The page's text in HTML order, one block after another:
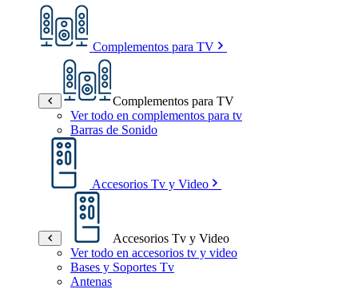
Complementos para TV
Complementos para TV
Ver todo en complementos para tv
Barras de Sonido
Accesorios Tv y Video
Accesorios Tv y Video
Ver todo en accesorios tv y video
Bases y Soportes Tv
Antenas